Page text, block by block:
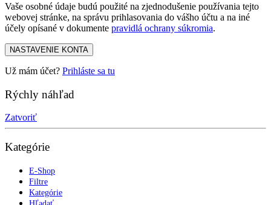
Vaše osobné údaje budú použité na zjednodušenie používania tejto
webovej stránke, na správu prihlasovania do vášho účtu a na iné
účely opísané v dokumente pravidlá ochrany súkromia.
NASTAVENIE KONTA
Už mám účet? Prihláste sa tu
Rýchly náhľad
Zatvoriť
Kategórie
E-Shop
Filtre
Kategórie